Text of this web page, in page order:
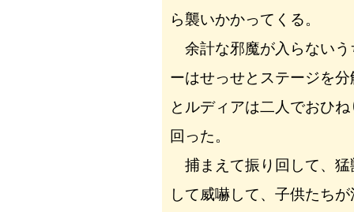
ら襲いかかってくる。
余計な邪魔が入らないう
ーはせっせとステージを
とルディアは二人でおひ
回った。
捕まえて振り回して、猛
して威嚇して、子供たち